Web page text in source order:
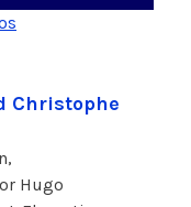
Christophe
Hugo